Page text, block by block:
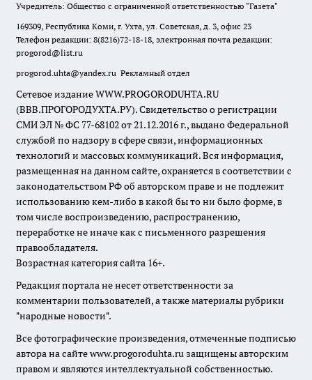
Учредитель: Общество с ограниченной ответственностью "Газета"
169309, Республика Коми, г. Ухта, ул. Советская, д. 3, офис 23
Телефон редакции: 8(8216)72-18-18, электронная почта редакции:
progorod@list.ru
progorod.uhta@yandex.ru Рекламный отдел
Сетевое издание WWW.PROGORODUHTA.RU
(ВВВ.ПРОГОРОДУХТА.РУ). Свидетельство о регистрации
СМИ ЭЛ № ФС 77-68102 от 21.12.2016 г., выдано Федеральной
службой по надзору в сфере связи, информационных
технологий и массовых коммуникаций. Вся информация,
размещенная на данном сайте, охраняется в соответствии с
законодательством РФ об авторском праве и не подлежит
использованию кем-либо в какой бы то ни было форме, в
том числе воспроизведению, распространению,
переработке не иначе как с письменного разрешения
правообладателя.
Возрастная категория сайта 16+.
Редакция портала не несет ответственности за
комментарии пользователей, а также материалы рубрики
"народные новости".
Все фотографические произведения, отмеченные подписью
автора на сайте www.progoroduhta.ru защищены авторским
правом и являются интеллектуальной собственностью.